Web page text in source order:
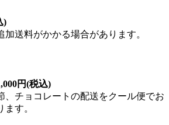
)
送料がかかる場合があります。
円(税込)
、チョコレートの配送をクール便でお
す。